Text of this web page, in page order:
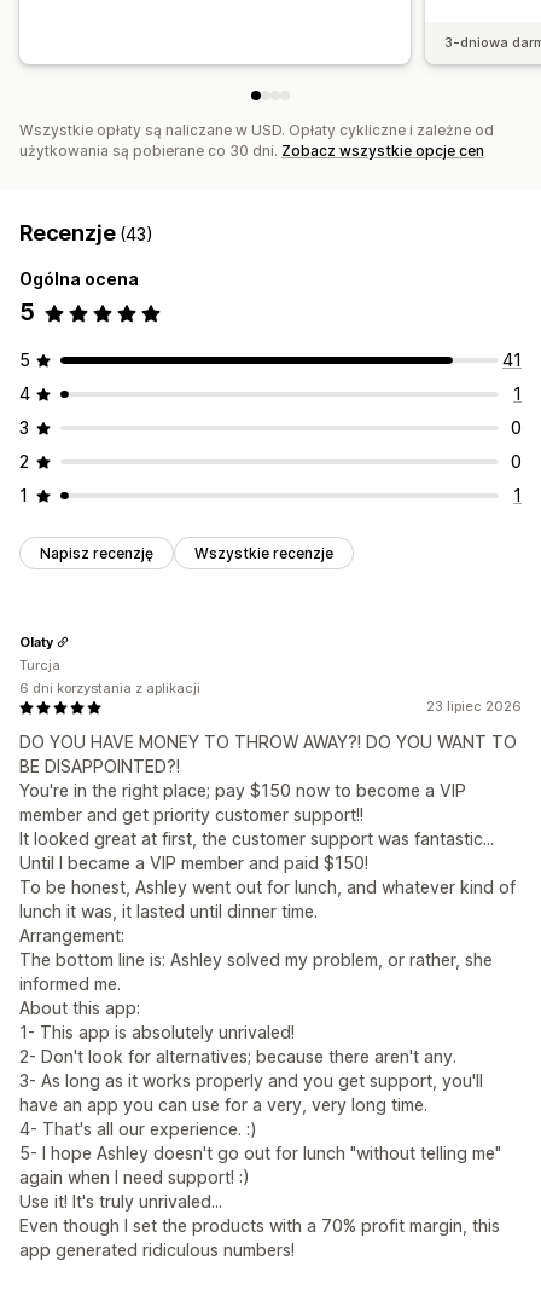
3-dniowa
Wszystkie opłaty są naliczane w USD. Opłaty cykliczne i zależne od
użytkowania są pobierane co 30 dni. Zobacz wszystkie opcje cen
Recenzje (43)
Ogólna ocena
5
5
41
4
1
3
0
2
0
1
1
Napisz recenzję Wszystkie recenzje
23 lipiec 2026
DO YOU HAVE MONEY TO THROW AWAY?! DO YOU WANT TO
BE DISAPPOINTED?!
You're in the right place; pay $150 now to become a VIP
member and get priority customer support!!
It looked great at first, the customer support was fantastic...
Until I became a VIP member and paid $150!
To be honest, Ashley went out for lunch, and whatever kind of
lunch it was, it lasted until dinner time.
Arrangement:
The bottom line is: Ashley solved my problem, or rather, she
informed me.
About this app:
1- This app is absolutely unrivaled!
2- Don't look for alternatives; because there aren't any.
3- As long as it works properly and you get support, you'll
have an app you can use for a very, very long time.
4- That's all our experience. :)
5- I hope Ashley doesn't go out for lunch "without telling me"
again when I need support! :)
Use it! It's truly unrivaled...
Even though I set the products with a 70% profit margin, this
app generated ridiculous numbers!
Olaty
Turcja
6 dni korzystania z aplikacji